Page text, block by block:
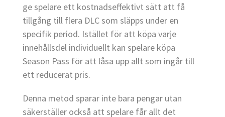
ge spelare ett kostnadseffektivt sätt att få
tillgång till flera DLC som släpps under en
specifik period. Istället för att köpa varje
innehållsdel individuellt kan spelare köpa
Season Pass för att låsa upp allt som ingår till
ett reducerat pris.
Denna metod sparar inte bara pengar utan
säkerställer också att spelare får allt det